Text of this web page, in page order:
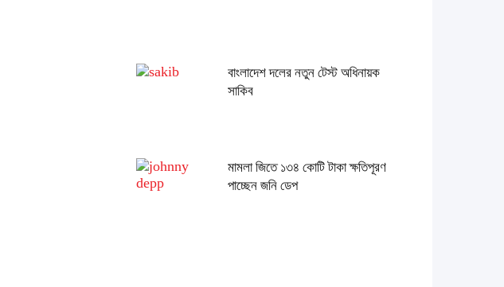
বাংলাদেশ দলের নতুন টেস্ট অধিনায়ক
সাকিব
মামলা জিতে ১৩৪ কোটি টাকা ক্ষতিপূরণ
পাচ্ছেন জনি ডেপ